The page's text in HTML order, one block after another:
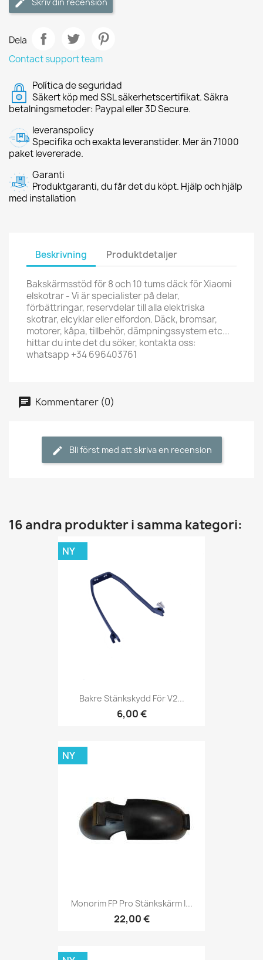
Dela
Contact support team
Política de seguridad
Säkert köp med SSL säkerhetscertifikat. Säkra
betalningsmetoder: Paypal eller 3D Secure.
leveranspolicy
Specifika och exakta leveranstider. Mer än 71000
paket levererade.
Garanti
Produktgaranti, du får det du köpt. Hjälp och hjälp
med installation
Beskrivning Produktdetaljer
Bakskärmsstöd för 8 och 10 tums däck för Xiaomi
elskotrar - Vi är specialister på delar,
förbättringar, reservdelar till alla elektriska
skotrar, elcyklar eller elfordon. Däck, bromsar,
motorer, kåpa, tillbehör, dämpningssystem etc...
hittar du inte det du söker, kontakta oss:
whatsapp +34 696403761
Kommentarer (0)
Bli först med att skriva en recension
16 andra produkter i samma kategori:
Bakre Stänkskydd För V2...
6,00 €
NY
Monorim FP Pro Stänkskärm I...
22,00 €
NY